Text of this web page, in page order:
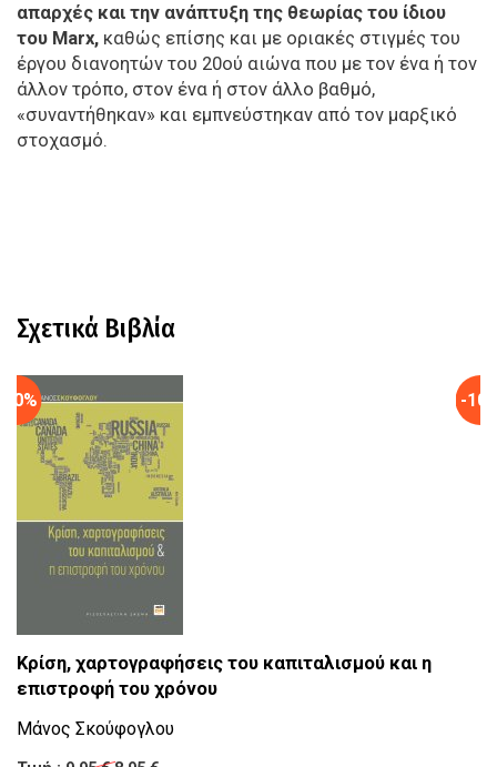
απαρχές και την ανάπτυξη της θεωρίας του ίδιου
του Marx, καθώς επίσης και με οριακές στιγμές του
έργου διανοητών του 20ού αιώνα που με τον ένα ή τον
άλλον τρόπο, στον ένα ή στον άλλο βαθμό,
«συναντήθηκαν» και εμπνεύστηκαν από τον μαρξικό
στοχασμό.
Σχετικά Βιβλία
Κρίση, χαρτογραφήσεις του καπιταλισμού και η
επιστροφή του χρόνου
Μάνος Σκούφογλου
-